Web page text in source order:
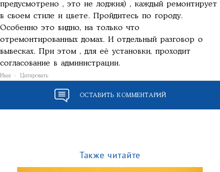
предусмотрено , это не лоджия) , каждый ремонтирует
в своем стиле и цвете. Пройдитесь по городу.
Особенно это видно, на только что
отремонтированных домах. И отдельный разговор о
вывесках. При этом , для её установки, проходит
согласование в администрации.
Имя Цитировать
ОСТАВИТЬ КОММЕНТАРИЙ
Также читайте